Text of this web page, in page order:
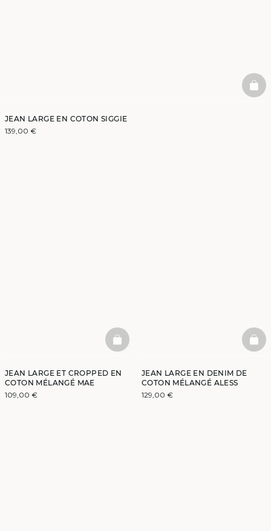
JEAN LARGE EN COTON SIGGIE
139,00 €
JEAN LARGE ET CROPPED EN
COTON MÉLANGÉ MAE
109,00 €
BASKETFULL
JEAN LARGE EN DENIM DE
COTON MÉLANGÉ ALESS
129,00 €